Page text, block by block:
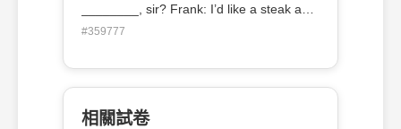
________, sir? Frank: I’d like a steak and
ice cream for dessert. (A) feed (B)
#359777
相關試卷